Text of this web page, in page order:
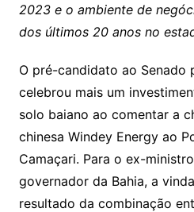
2023 e o ambiente de
dos últimos 20 anos no
O pré-candidato ao Senado
celebrou mais um
solo baiano ao comentar a
chinesa Windey Energy ao
Camaçari. Para o ex-
governador da Bahia, a
resultado da combinação